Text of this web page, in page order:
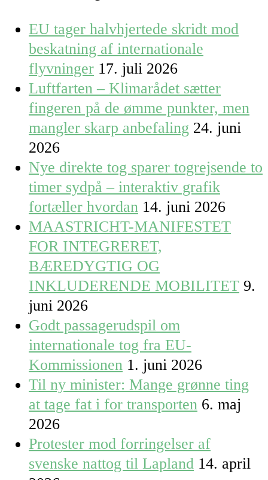
EU tager halvhjertede skridt mod
beskatning af internationale
flyvninger 17. juli 2026
Luftfarten – Klimarådet sætter
fingeren på de ømme punkter, men
mangler skarp anbefaling 24. juni
2026
Nye direkte tog sparer togrejsende to
timer sydpå – interaktiv grafik
fortæller hvordan 14. juni 2026
MAASTRICHT-MANIFESTET
FOR INTEGRERET,
BÆREDYGTIG OG
INKLUDERENDE MOBILITET 9.
juni 2026
Godt passagerudspil om
internationale tog fra EU-
Kommissionen 1. juni 2026
Til ny minister: Mange grønne ting
at tage fat i for transporten 6. maj
2026
Protester mod forringelser af
svenske nattog til Lapland 14. april